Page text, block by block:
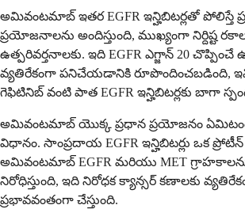
అమివంటమాబ్ ఇతర EGFR ఇన్హిబిటర్లతో పోలిస్తే
ప్రయోజనాలను అందిస్తుంది, ముఖ్యంగా నిర్దిష్ట
ఉత్పరివర్తనాలకు. ఇది EGFR ఎగ్జాన్ 20 చొప్పించే
వ్యతిరేకంగా పనిచేయడానికి రూపొందించబడింది,
గెఫిటినిబ్ వంటి పాత EGFR ఇన్హిబిటర్లకు బాగా
అమివంటమాబ్ యొక్క ప్రధాన ప్రయోజనం ఏమిటంటే
విధానం. సాంప్రదాయ EGFR ఇన్హిబిటర్లు ఒక ప్రోటీన్
అమివంటమాబ్ EGFR మరియు MET
నిరోధిస్తుంది, ఇది నిరోధక క్యాన్సర్ కణాలకు
ప్రభావవంతంగా చేస్తుంది.